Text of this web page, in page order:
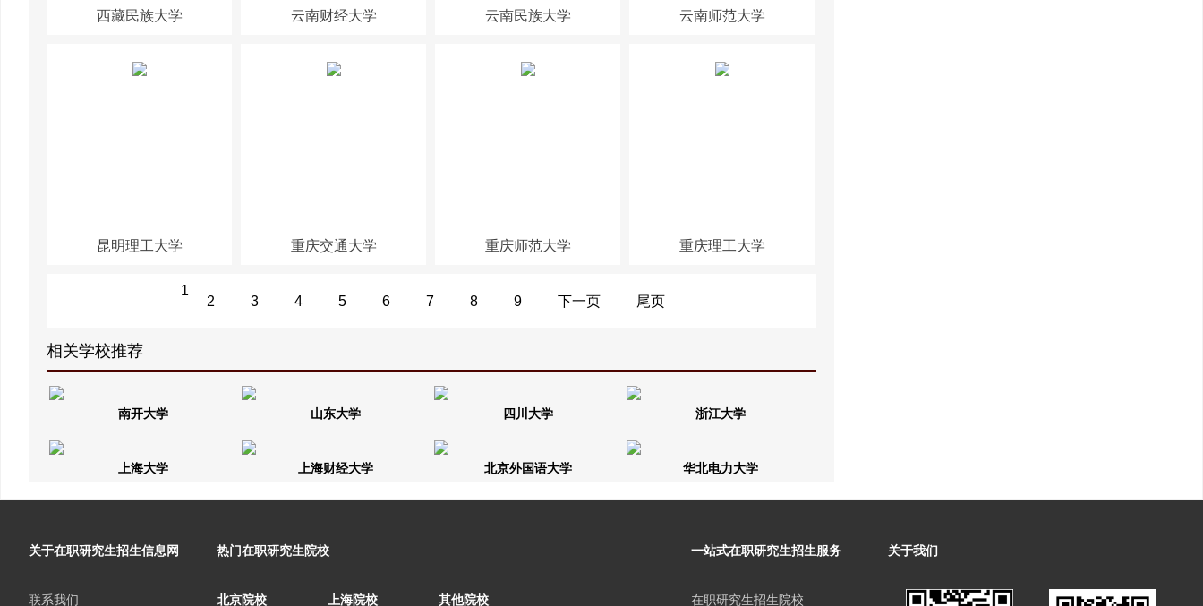
西藏民族大学 云南财经大学 云南民族大学 云南师范大学
昆明理工大学 重庆交通大学 重庆师范大学 重庆理工大学
1
2 3 4 5 6 7 8 9 下一页 尾页
相关学校推荐
南开大学 山东大学 四川大学 浙江大学
上海大学 上海财经大学 北京外国语大学 华北电力大学
关于在职研究生招生信息网
联系我们
热门在职研究生院校
北京院校 上海院校 其他院校
一站式在职研究生招生服务
在职研究生招生院校
关于我们